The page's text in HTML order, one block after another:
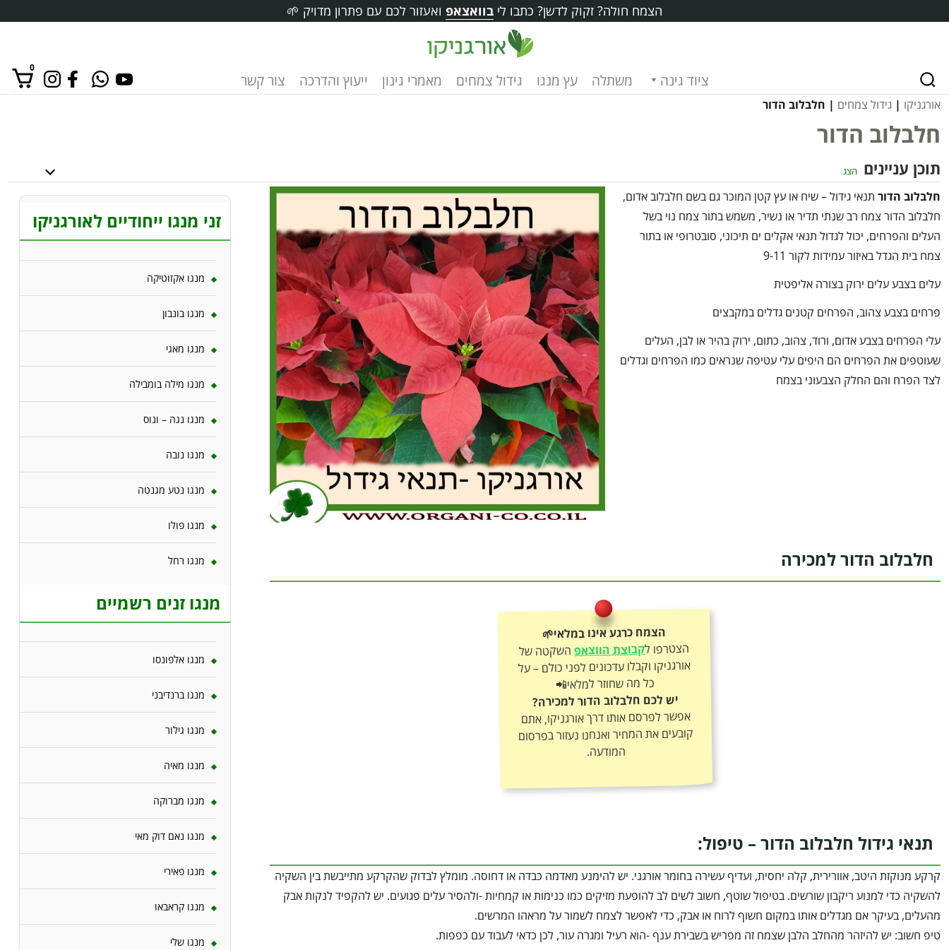
הצמח חולה? זקוק לדשן? כתבו לי בוואצאפ ואעזור לכם עם פתרון מדויק 🌱
ציוד גינה משתלה עץ מנגו גידול צמחים מאמרי גינון ייעוץ והדרכה צור קשר
0
אורגניקו | גידול צמחים | חלבלוב הדור
חלבלוב הדור
תוכן עניינים הצג
חלבלוב הדור תנאי גידול – שיח או עץ קטן המוכר גם בשם חלבלוב אדום,
חלבלוב הדור צמח רב שנתי תדיר או נשיר, משמש בתור צמח נוי בשל
העלים והפרחים, יכול לגדול תנאי אקלים ים תיכוני, סובטרופי או בתור
צמח בית הגדל באיזור עמידות לקור 9-11
עלים בצבע עלים ירוק בצורה אליפטית
פרחים בצבע צהוב, הפרחים קטנים גדלים במקבצים
עלי הפרחים בצבע אדום, ורוד, צהוב, כתום, ירוק בהיר או לבן, העלים
שעוטפים את הפרחים הם היפים עלי עטיפה שנראים כמו הפרחים וגדלים
לצד הפרח והם החלק הצבעוני בצמח
חלבלוב הדור למכירה
הצמח כרגע אינו במלאי🌱
הצטרפו לקבוצת הווצאפהשקטה של
אורגניקו וקבלו עדכונים לפני כולם – על
כל מה שחוזר למלאי📲
יש לכם חלבלוב הדור למכירה?
אפשר לפרסם אותו דרך אורגניקו, אתם
קובעים את המחיר ואנחנו נעזור בפרסום
המודעה.
תנאי גידול חלבלוב הדור – טיפול:
קרקע מנוקזת היטב, אוורירית, קלה יחסית, ועדיף עשירה בחומר אורגני. יש להימנע מאדמה כבדה או דחוסה. מומלץ לבדוק שהקרקע מתייבשת בין השקיה
להשקיה כדי למנוע ריקבון שורשים. בטיפול שוטף, חשוב לשים לב להופעת מזיקים כמו כנימות או קמחיות -ולהסיר עלים פגועים. יש להקפיד לנקות אבק
מהעלים, בעיקר אם מגדלים אותו במקום חשוף לרוח או אבק, כדי לאפשר לצמח לשמור על מראהו המרשים.
טיפ חשוב: יש להיזהר מהחלב הלבן שצמח זה מפריש בשבירת ענף -הוא רעיל ומגרה עור, לכן כדאי לעבוד עם כפפות.
זני מנגו ייחודיים לאורגניקו
מנגו אקזוטיקה
מנגו בונבון
מנגו מאגי
מנגו מילה בומבילה
מנגו נגה – ונוס
מנגו נובה
מנגו נטע מגנטה
מנגו פולו
מנגו רחל
מנגו זנים רשמיים
מנגו אלפונסו
מנגו ברנדיבני
מנגו גילור
מנגו מאיה
מנגו מברוקה
מנגו נאם דוק מאי
מנגו פאירי
מנגו קראבאו
מנגו שלי